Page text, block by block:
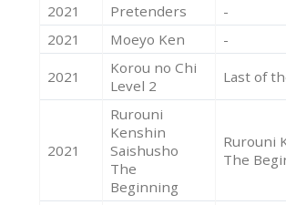
2021 Pretenders -
2021
Moeyo Ken -
2021
Korou no Chi
Level 2
Last of
2021
Rurouni
Kenshin
Saishusho
The
Beginning
Rurouni
The